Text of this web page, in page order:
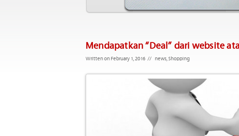
Mendapatkan “Deal” dari website
Written on February 1, 2016 // news,Shopping